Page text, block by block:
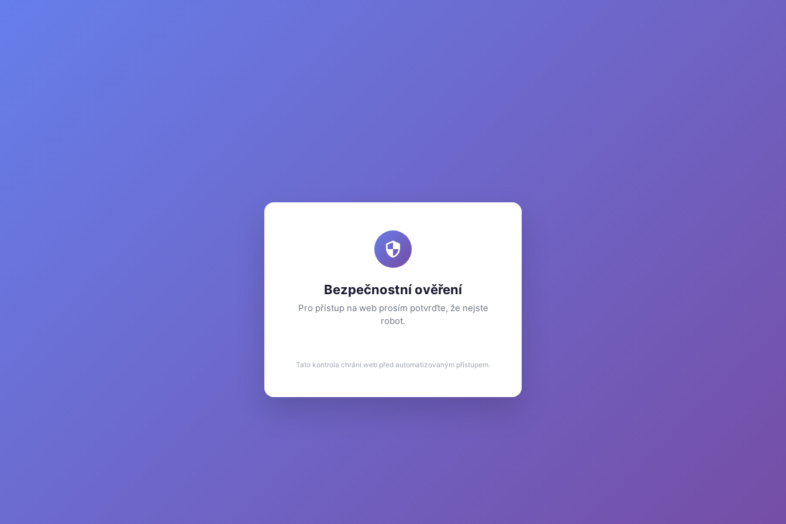
Bezpečnostní ověření
Pro přístup na web prosím potvrďte, že nejste
robot.
Tato kontrola chrání web před automatizovaným přístupem.